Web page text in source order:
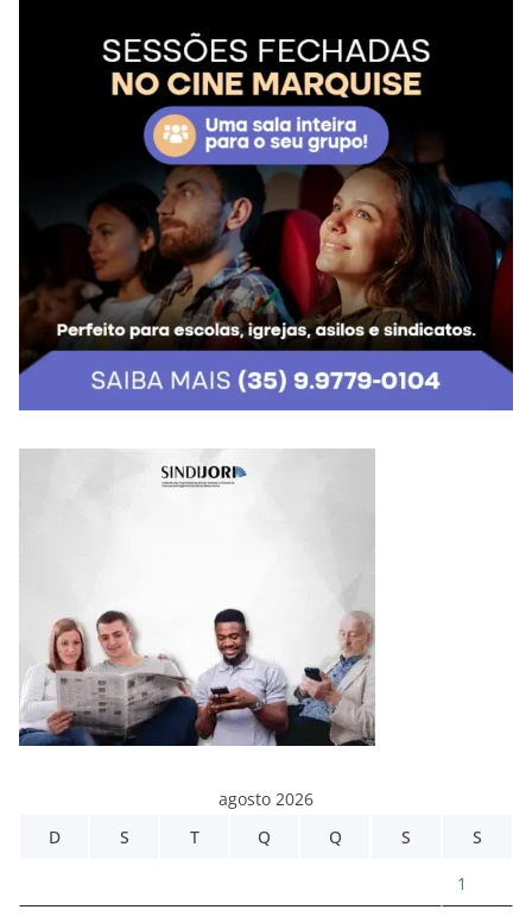
agosto 2026
D
S T Q Q S S
1